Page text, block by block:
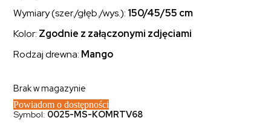
Wymiary (szer./głęb./wys.): 150/45/55 cm
Kolor: Zgodnie z załączonymi zdjęciami
Rodzaj drewna: Mango
Brak w magazynie
Powiadom o dostępności
Symbol: 0025-MS-KOMRTV68